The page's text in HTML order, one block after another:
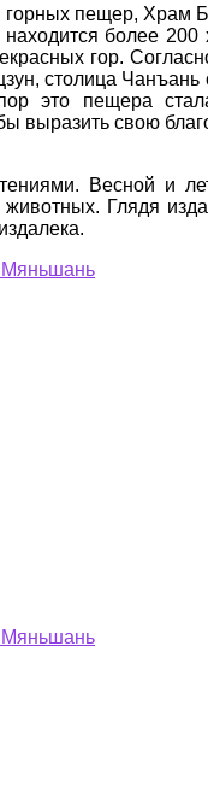
горных пещер,
более
гор.
столица
пещера стала
выразить свою
Весной и
Глядя